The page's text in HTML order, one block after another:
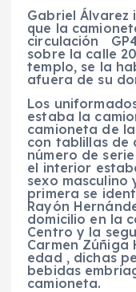
Gabriel
que la
circulación
sobre la calle
templo, se la
afuera de su
Los
estaba la
camioneta de
con tablillas de
número de
el interior
sexo masculino
primera se
Rayón
domicilio en la
Centro y la
Carmen Zúñiga
edad , dichas
bebidas
camioneta.